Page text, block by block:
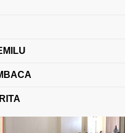
XV FK PKB PGI
Bermanfaat